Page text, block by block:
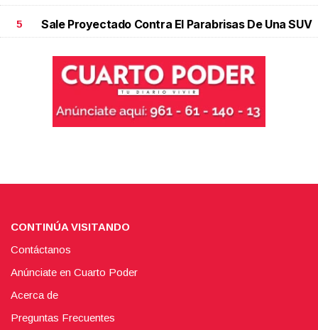
5 Sale Proyectado Contra El Parabrisas De Una SUV
CONTINÚA VISITANDO
Contáctanos
Anúnciate en Cuarto Poder
Acerca de
Preguntas Frecuentes